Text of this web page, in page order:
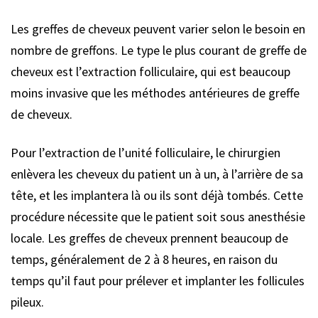
Les greffes de cheveux peuvent varier selon le besoin en
nombre de greffons. Le type le plus courant de greffe de
cheveux est l’extraction folliculaire, qui est beaucoup
moins invasive que les méthodes antérieures de greffe
de cheveux.
Pour l’extraction de l’unité folliculaire, le chirurgien
enlèvera les cheveux du patient un à un, à l’arrière de sa
tête, et les implantera là ou ils sont déjà tombés. Cette
procédure nécessite que le patient soit sous anesthésie
locale. Les greffes de cheveux prennent beaucoup de
temps, généralement de 2 à 8 heures, en raison du
temps qu’il faut pour prélever et implanter les follicules
pileux.